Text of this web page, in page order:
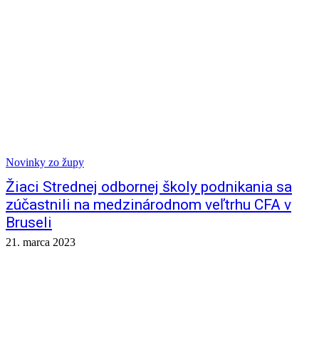
Novinky zo župy
Žiaci Strednej odbornej školy podnikania sa
zúčastnili na medzinárodnom veľtrhu CFA v
Bruseli
21. marca 2023